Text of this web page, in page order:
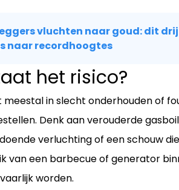
vluchten naar goud: dit
naar recordhoogtes
het risico?
meestal in slecht onderhouden of
Denk aan verouderde
verluchting of een schouw
van een barbecue of generator
worden.